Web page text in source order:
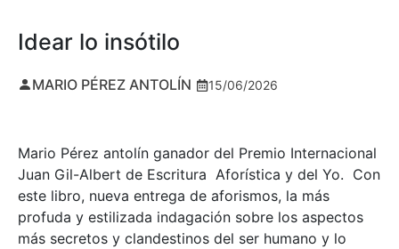
Idear lo insótilo
MARIO PÉREZ ANTOLÍN 15/06/2026
Mario Pérez antolín ganador del Premio Internacional
Juan Gil-Albert de Escritura Aforística y del Yo. Con
este libro, nueva entrega de aforismos, la más
profuda y estilizada indagación sobre los aspectos
más secretos y clandestinos del ser humano y lo